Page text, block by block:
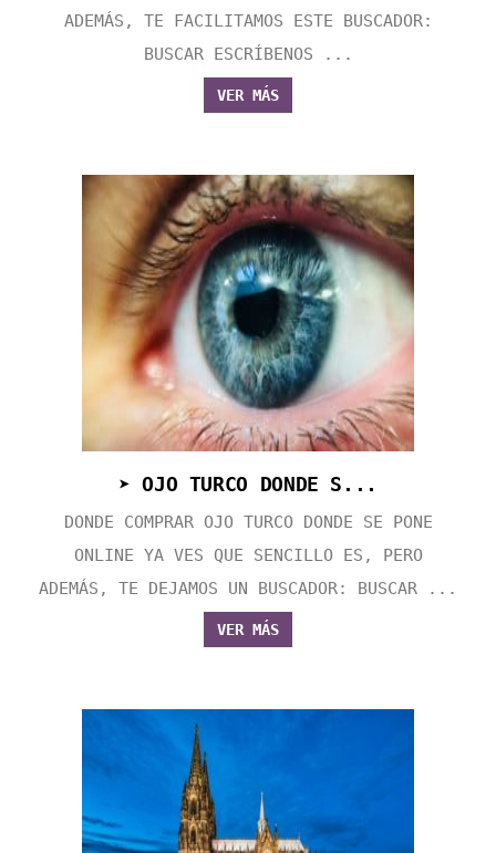
ADEMÁS, TE FACILITAMOS ESTE BUSCADOR:
BUSCAR ESCRÍBENOS ...
VER MÁS
➤ OJO TURCO DONDE S...
DONDE COMPRAR OJO TURCO DONDE SE PONE
ONLINE YA VES QUE SENCILLO ES, PERO
ADEMÁS, TE DEJAMOS UN BUSCADOR: BUSCAR ...
VER MÁS